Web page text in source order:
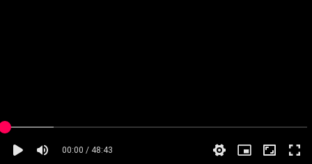
00:00 / 48:43